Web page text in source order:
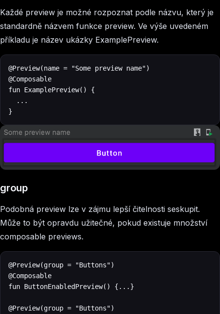
Každé preview je možné rozpoznat podle názvu, který je
standardně názvem funkce preview. Ve výše uvedeném
příkladu je název ukázky ExamplePreview.
@Preview(name = "Some preview name")
@Composable
fun ExamplePreview() {
  ...
}
group
Podobná preview lze v zájmu lepší čitelnosti seskupit.
Může to být opravdu užitečné, pokud existuje množství
composable previews.
@Preview(group = "Buttons")
@Composable
fun ButtonEnabledPreview() {...}
@Preview(group = "Buttons")